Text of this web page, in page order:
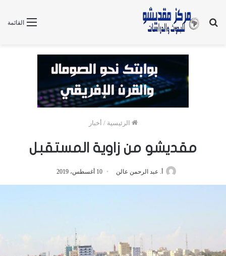
القائمة
بحث
الرئيسية / أخبار
مقديشو من زاوية المستقبل
أ. عبد الرحمن عالن 10 أغسطس، 2019